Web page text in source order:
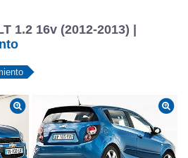
1.2 16v (2012-2013) |